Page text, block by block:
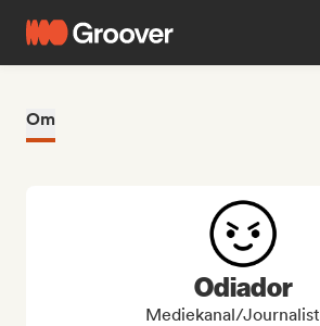
Om
Odiador
Mediekanal/journalist